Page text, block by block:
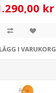
kr
LÄGG I VARUKORG